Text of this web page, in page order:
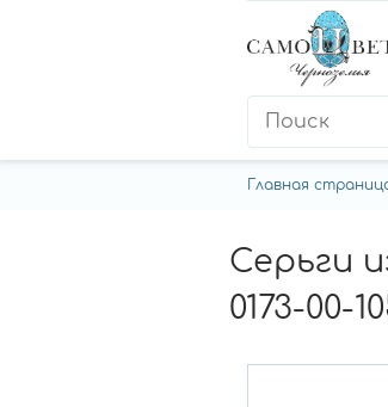
Главная
Серьги
0173-00-